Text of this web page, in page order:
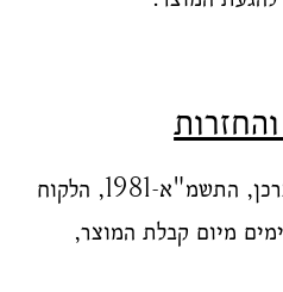
4.1 בהתאם לחוק הגנת הצרכן, התשמ"א-1981, הלקוח
רשאי לבטל עסקה תוך 14 ימים מיום קבלת המוצר,